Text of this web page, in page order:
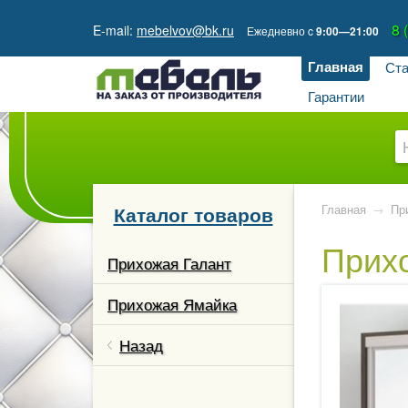
E-mail: mebelvov@bk.ru Ежедневноc9:00—21:00 8
Главная
Гарантии
Каталог товаров
Прихожая Галант
Прихожая Ямайка
Назад
Главная →